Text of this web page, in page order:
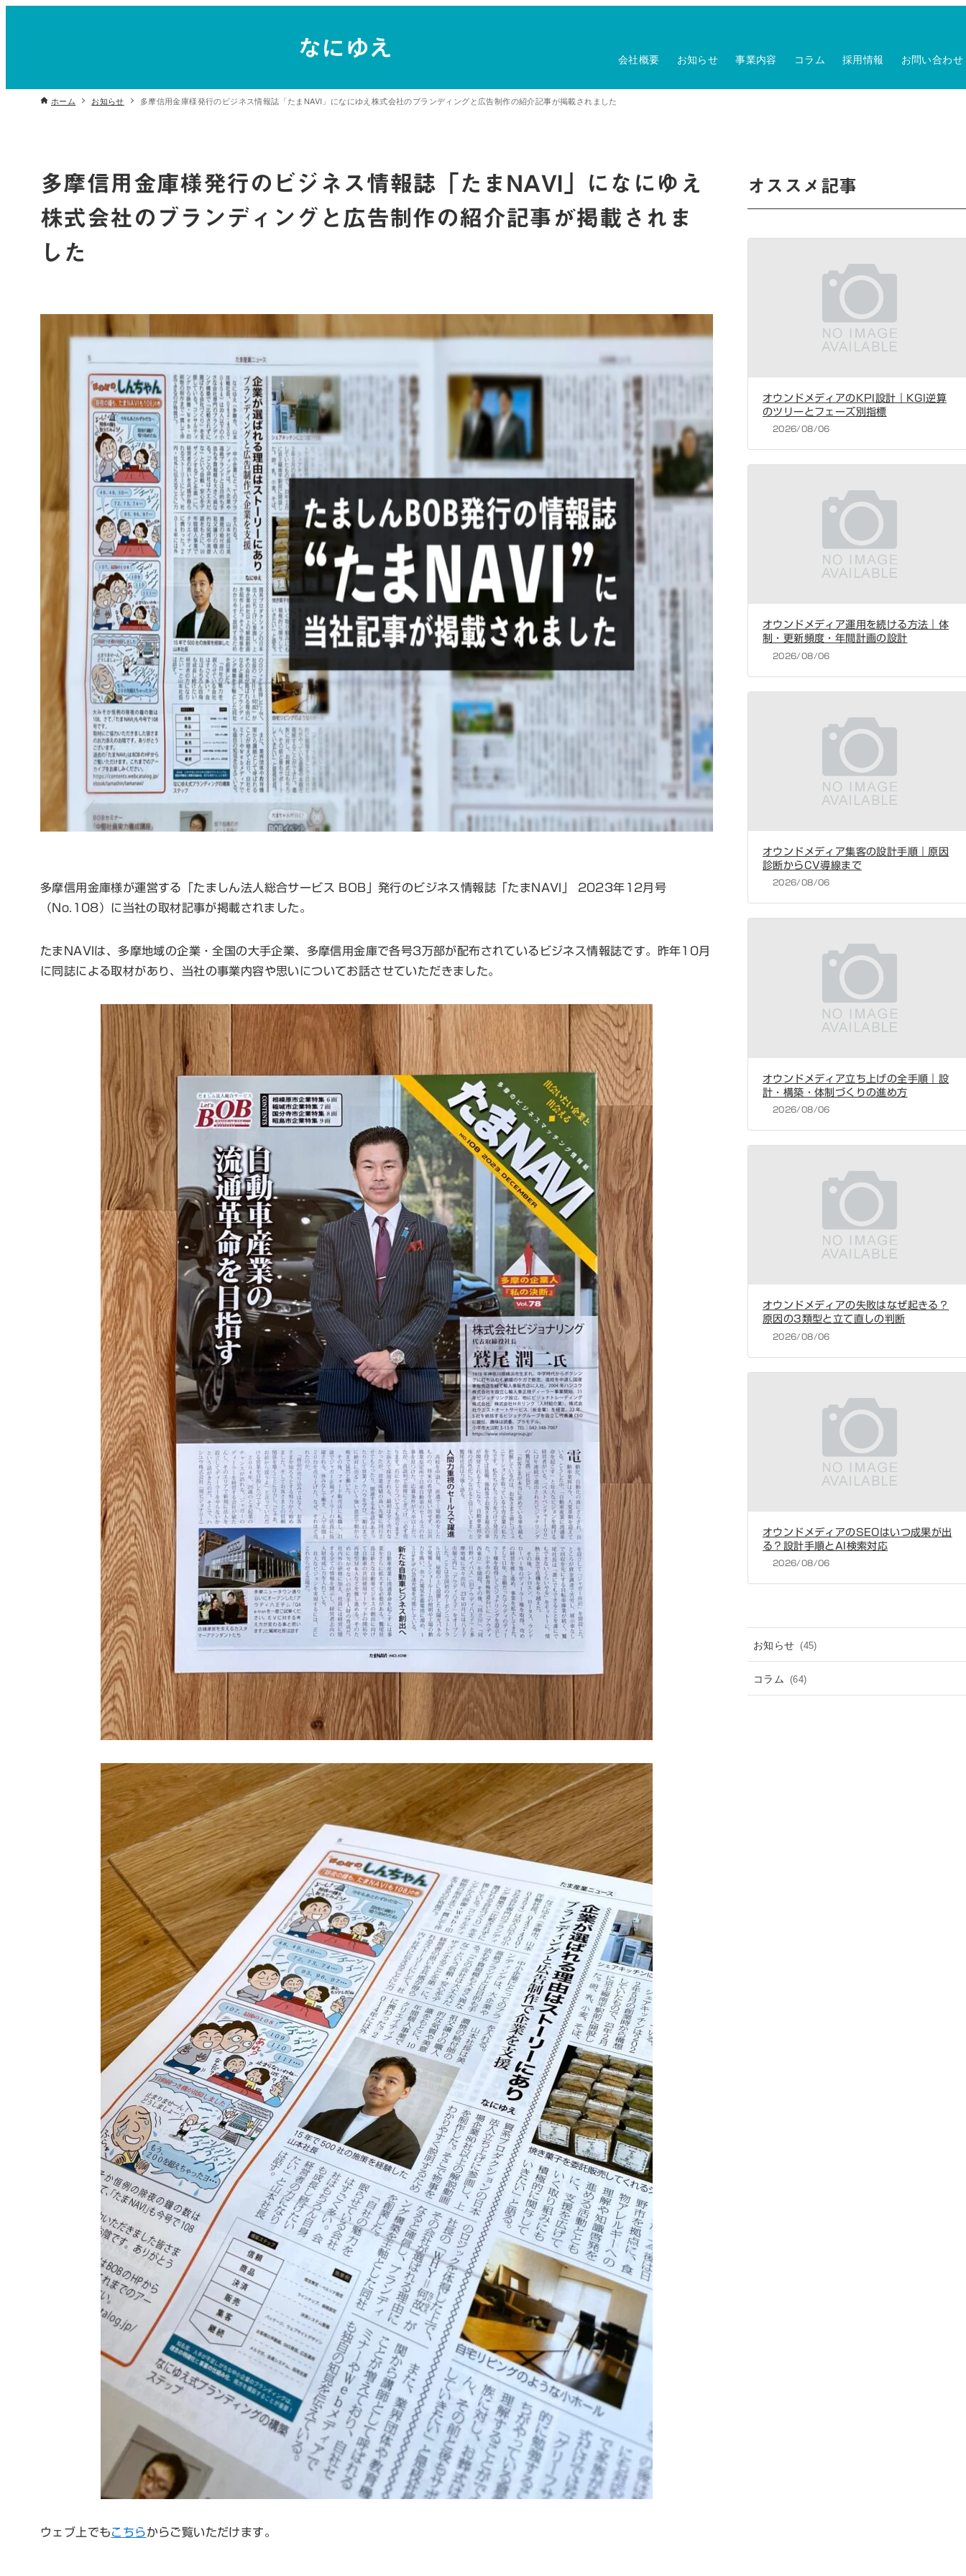
会社概要 お知らせ 事業内容 コラム 採用情報 お問い合わせ
ホーム お知らせ 多摩信用金庫様発行のビジネス情報誌「たまNAVI」になにゆえ株式会社のブランディングと広告制作の紹介記事が掲載されました
多摩信用金庫様発行のビジネス情報誌「たまNAVI」になにゆえ
株式会社のブランディングと広告制作の紹介記事が掲載されま
した
多摩信用金庫様が運営する「たましん法人総合サービス BOB」発行のビジネス情報誌「たまNAVI」 2023年12月号
（No.108）に当社の取材記事が掲載されました。
たまNAVIは、多摩地域の企業・全国の大手企業、多摩信用金庫で各号3万部が配布されているビジネス情報誌です。昨年10月
に同誌による取材があり、当社の事業内容や思いについてお話させていただきました。
ウェブ上でもこちらからご覧いただけます。
オススメ記事
オウンドメディアのKPI設計｜KGI逆算
のツリーとフェーズ別指標
2026/08/06
オウンドメディア運用を続ける方法｜体
制・更新頻度・年間計画の設計
2026/08/06
オウンドメディア集客の設計手順｜原因
診断からCV導線まで
2026/08/06
オウンドメディア立ち上げの全手順｜設
計・構築・体制づくりの進め方
2026/08/06
オウンドメディアの失敗はなぜ起きる？
原因の3類型と立て直しの判断
2026/08/06
オウンドメディアのSEOはいつ成果が出
る？設計手順とAI検索対応
2026/08/06
お知らせ (45)
コラム (64)